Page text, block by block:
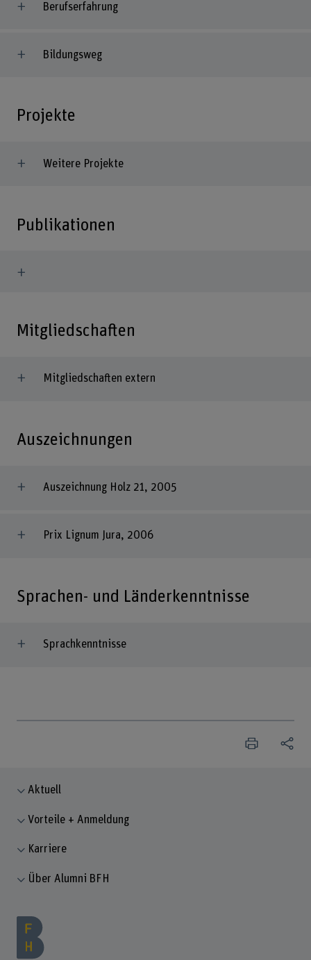
Berufserfahrung
Bildungsweg
Projekte
Weitere Projekte
Publikationen
Mitgliedschaften
Mitgliedschaften extern
Auszeichnungen
Auszeichnung Holz 21, 2005
Prix Lignum Jura, 2006
Sprachen- und Länderkenntnisse
Sprachkenntnisse
Aktuell
Vorteile + Anmeldung
Karriere
Über Alumni BFH